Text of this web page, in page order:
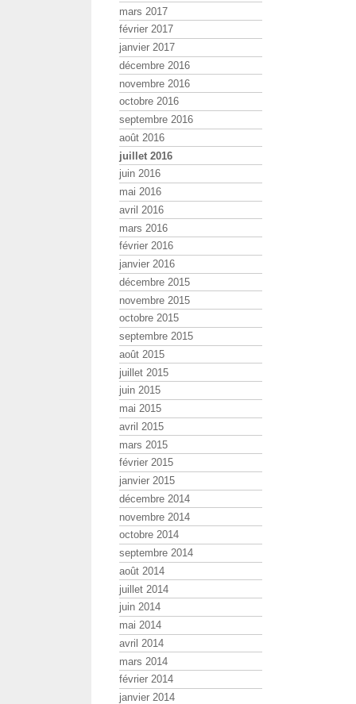
mars 2017
février 2017
janvier 2017
décembre 2016
novembre 2016
octobre 2016
septembre 2016
août 2016
juillet 2016
juin 2016
mai 2016
avril 2016
mars 2016
février 2016
janvier 2016
décembre 2015
novembre 2015
octobre 2015
septembre 2015
août 2015
juillet 2015
juin 2015
mai 2015
avril 2015
mars 2015
février 2015
janvier 2015
décembre 2014
novembre 2014
octobre 2014
septembre 2014
août 2014
juillet 2014
juin 2014
mai 2014
avril 2014
mars 2014
février 2014
janvier 2014